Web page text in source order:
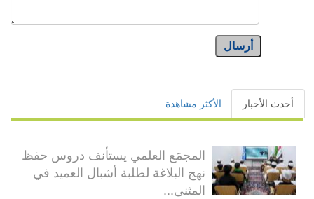
أرسال
أحدث الأخبار الأكثر مشاهدة
المجمَع العلمي يستأنف دروس حفظ
نهج البلاغة لطلبة أشبال العميد في
المثنى...